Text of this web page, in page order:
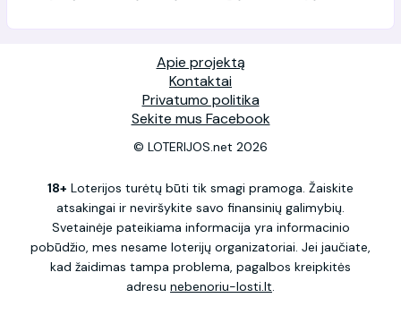
Apie projektą
Kontaktai
Privatumo politika
Sekite mus Facebook
© LOTERIJOS.net 2026
18+ Loterijos turėtų būti tik smagi pramoga. Žaiskite
atsakingai ir neviršykite savo finansinių galimybių.
Svetainėje pateikiama informacija yra informacinio
pobūdžio, mes nesame loterijų organizatoriai. Jei jaučiate,
kad žaidimas tampa problema, pagalbos kreipkitės
adresu nebenoriu-losti.lt